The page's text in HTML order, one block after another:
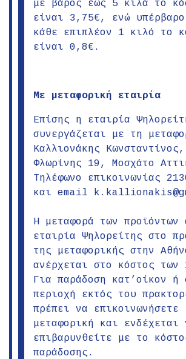
με βάρος έως 5 κιλά το
είναι 3,75€, ενώ
κάθε επιπλέον 1 κιλό το
είναι 0,8€.
Με μεταφορική εταιρία
Επίσης η εταιρία
συνεργάζεται με τη
Καλλιονάκης Κωνσταντίνος,
Φλωρίνης 19, Μοσχάτο
Τηλέφωνο επικοινωνίας
και email
Η μεταφορά των προϊόντων
εταιρία Ψηλορείτης στο
της μεταφορικής στην
ανέρχεται στο κόστος των
Για παράδοση κατ’οίκον ή
περιοχή εκτός του
πρέπει να
μεταφορική και ενδέχεται
επιβαρυνθείτε με το
παράδοσης.